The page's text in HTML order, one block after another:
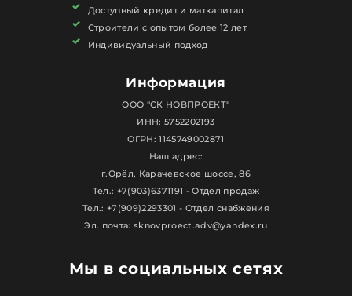
Мы в социальных сетях
Доступный кредит и маткапитал
Строители с опытом более 12 лет
Индивидуальный подход
Информация
ООО "СК НОВПРОЕКТ"
ИНН: 5752202193
ОГРН: 1145749002871
Наш адрес:
г.Орёл, Карачевское шоссе, 86
Тел.: +7(903)6371191 - Отдел продаж
Тел.: +7(909)2293301 - Отдел снабжения
Эл. почта: sknovproect.adv@yandex.ru